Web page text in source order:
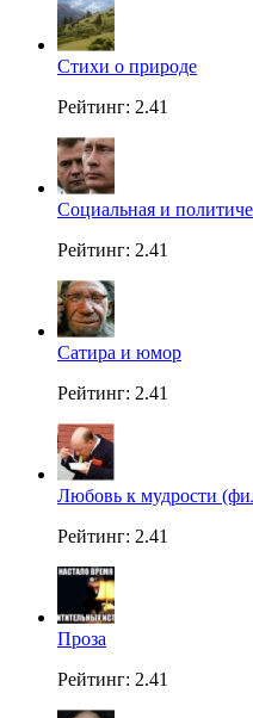
Стихи о природе
Рейтинг: 2.41
Социальная и
Рейтинг: 2.41
Сатира и юмор
Рейтинг: 2.41
Любовь к мудрости
Рейтинг: 2.41
Проза
Рейтинг: 2.41